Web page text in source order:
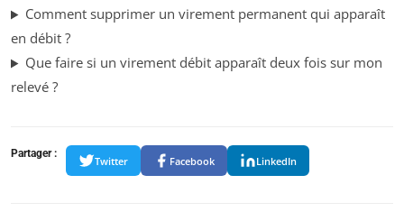
Comment supprimer un virement permanent qui apparaît
en débit ?
Que faire si un virement débit apparaît deux fois sur mon
relevé ?
Partager :
Twitter Facebook LinkedIn